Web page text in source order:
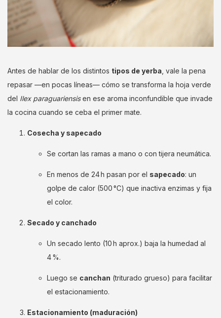
Antes de hablar de los distintos tipos de yerba , vale la pena
repasar —en pocas líneas— cómo se transforma la hoja verde
del Ilex paraguariensisen ese aroma inconfundible que invade
la cocina cuando se ceba el primer mate.
Cosecha y sapecado
Se cortan las ramas a mano o con tijera neumática.
En menos de 24 h pasan por el sapecado: un
golpe de calor (500 °C) que inactiva enzimas y fija
el color.
Secado y canchado
Un secado lento (10 h aprox.) baja la humedad al
4 %.
Luego se canchan (triturado grueso) para facilitar
el estacionamiento.
Estacionamiento (maduración)